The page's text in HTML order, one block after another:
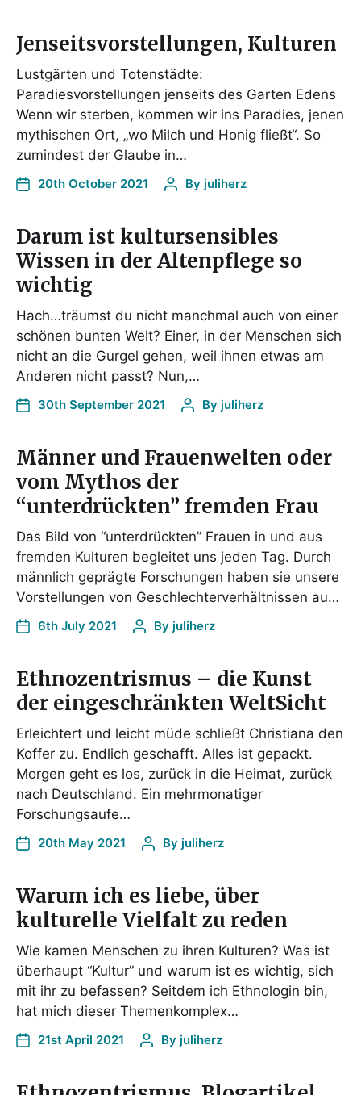
Jenseitsvorstellungen, Kulturen
Lustgärten und Totenstädte:
Paradiesvorstellungen jenseits des Garten Edens
Wenn wir sterben, kommen wir ins Paradies, jenen
mythischen Ort, „wo Milch und Honig fließt“. So
zumindest der Glaube in…
20th October 2021 By juliherz
Darum ist kultursensibles
Wissen in der Altenpflege so
wichtig
Hach…träumst du nicht manchmal auch von einer
schönen bunten Welt? Einer, in der Menschen sich
nicht an die Gurgel gehen, weil ihnen etwas am
Anderen nicht passt? Nun,…
30th September 2021 By juliherz
Männer und Frauenwelten oder
vom Mythos der
“unterdrückten” fremden Frau
Das Bild von “unterdrückten” Frauen in und aus
fremden Kulturen begleitet uns jeden Tag. Durch
männlich geprägte Forschungen haben sie unsere
Vorstellungen von Geschlechterverhältnissen au…
6th July 2021 By juliherz
Ethnozentrismus – die Kunst
der eingeschränkten WeltSicht
Erleichtert und leicht müde schließt Christiana den
Koffer zu. Endlich geschafft. Alles ist gepackt.
Morgen geht es los, zurück in die Heimat, zurück
nach Deutschland. Ein mehrmonatiger
Forschungsaufe…
20th May 2021 By juliherz
Warum ich es liebe, über
kulturelle Vielfalt zu reden
Wie kamen Menschen zu ihren Kulturen? Was ist
überhaupt “Kultur” und warum ist es wichtig, sich
mit ihr zu befassen? Seitdem ich Ethnologin bin,
hat mich dieser Themenkomplex…
21st April 2021 By juliherz